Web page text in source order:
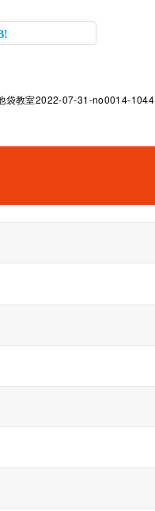
袋教室2022-07-31-no0014-1044